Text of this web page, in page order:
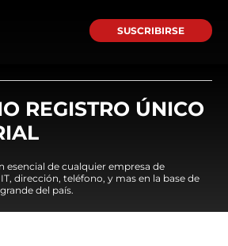
SUSCRIBIRSE
REGISTRO ÚNICO
esencial de cualquier empresa de
dirección, teléfono, y mas en la base de
del país.